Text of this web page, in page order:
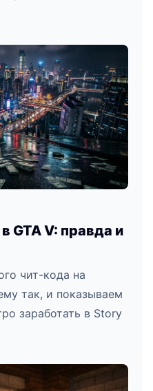
GTA V: правда и
чит-кода на
так, и показываем
заработать в Story